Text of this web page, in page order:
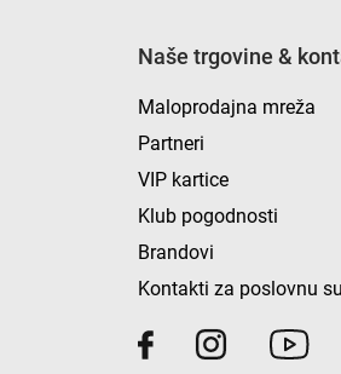
Naše trgovine &
Maloprodajna mreža
Partneri
VIP kartice
Klub pogodnosti
Brandovi
Kontakti za poslovnu